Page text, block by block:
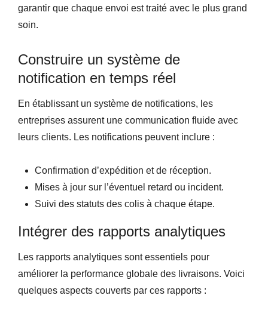
garantir que chaque envoi est traité avec le plus grand
soin.
Construire un système de
notification en temps réel
En établissant un système de notifications, les
entreprises assurent une communication fluide avec
leurs clients. Les notifications peuvent inclure :
Confirmation d’expédition et de réception.
Mises à jour sur l’éventuel retard ou incident.
Suivi des statuts des colis à chaque étape.
Intégrer des rapports analytiques
Les rapports analytiques sont essentiels pour
améliorer la performance globale des livraisons. Voici
quelques aspects couverts par ces rapports :